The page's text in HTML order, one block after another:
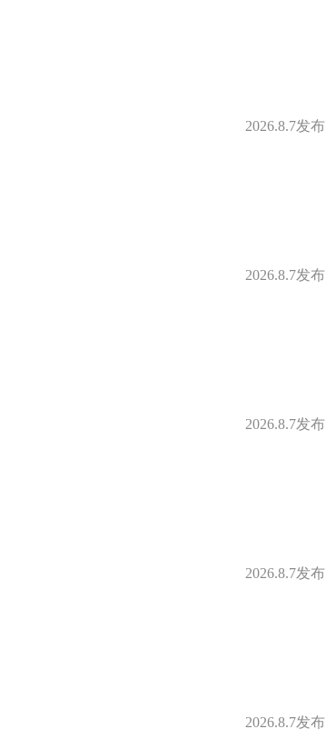
2026.8.7发布
2026.8.7发布
2026.8.7发布
2026.8.7发布
2026.8.7发布